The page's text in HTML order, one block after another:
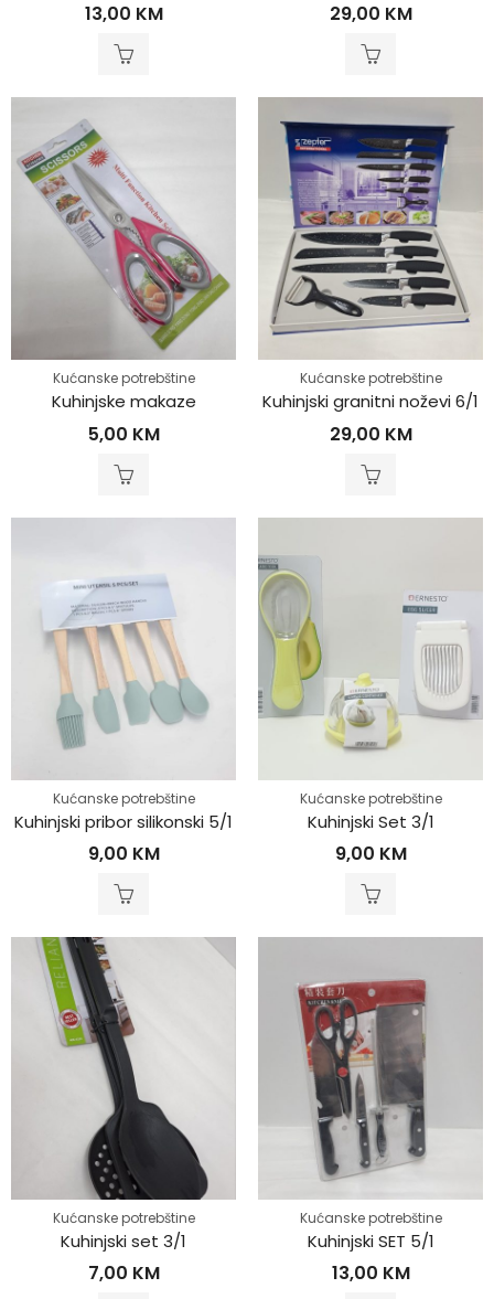
13,00 KM 29,00 KM
Kućanske potrebštine
Kuhinjske makaze
5,00 KM
Kućanske potrebštine
Kuhinjski granitni noževi 6/1
29,00 KM
Kućanske potrebštine
Kuhinjski pribor silikonski 5/1
9,00 KM
Kućanske potrebštine
Kuhinjski Set 3/1
9,00 KM
Kućanske potrebštine
Kuhinjski set 3/1
7,00 KM
Kućanske potrebštine
Kuhinjski SET 5/1
13,00 KM